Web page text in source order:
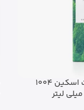
فوم شستشوی صورت اسکین 1004